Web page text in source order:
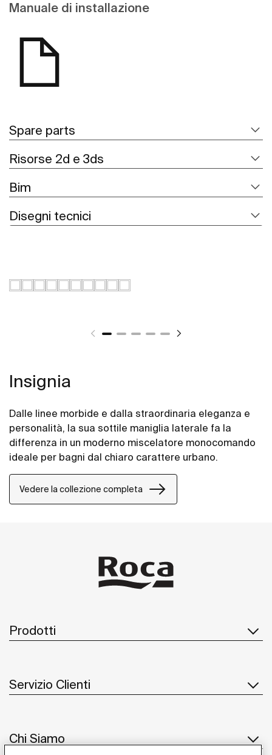
Manuale di installazione
Spare parts
Risorse 2d e 3ds
Bim
Disegni tecnici
Insignia
Dalle linee morbide e dalla straordinaria eleganza e
personalità, la sua sottile maniglia laterale fa la
differenza in un moderno miscelatore monocomando
ideale per bagni dal chiaro carattere urbano.
Vedere la collezione completa
Prodotti
Servizio Clienti
Chi Siamo